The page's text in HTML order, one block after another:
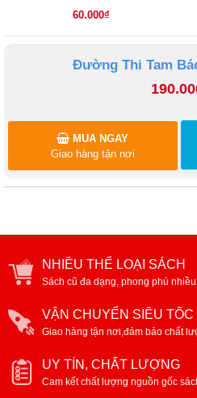
60.000₫
Đường Thi Tam
MUA NGAY
Giao hàng tận nơi
NHIỀU THỂ LOẠI SÁCH
Sách cũ đa dạng, phong phú
VẬN CHUYỂN SIÊU TỐC
Giao hàng tận nơi,đảm bảo chất
UY TÍN, CHẤT LƯỢNG
Cam kết chất lượng nguồn gốc